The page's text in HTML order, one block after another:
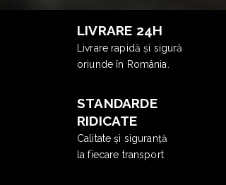
LIVRARE 24H
Livrare rapidă și sigură
oriunde în România.
STANDARDE
RIDICATE
Calitate și siguranță
la fiecare transport